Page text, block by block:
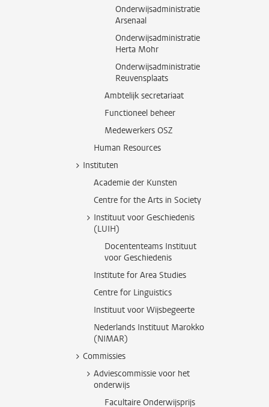
Onderwijsadministratie
Arsenaal
Onderwijsadministratie
Herta Mohr
Onderwijsadministratie
Reuvensplaats
Ambtelijk secretariaat
Functioneel beheer
Medewerkers OSZ
Human Resources
Instituten
Academie der Kunsten
Centre for the Arts in Society
Instituut voor Geschiedenis
(LUIH)
Docententeams Instituut
voor Geschiedenis
Institute for Area Studies
Centre for Linguistics
Instituut voor Wijsbegeerte
Nederlands Instituut Marokko
(NIMAR)
Commissies
Adviescommissie voor het
onderwijs
Facultaire Onderwijsprijs